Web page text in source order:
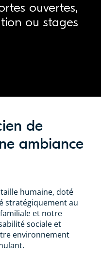
ouvertes,
ou stages
de
ambiance
humaine, doté
stratégiquement au
et notre
sociale et
environnement